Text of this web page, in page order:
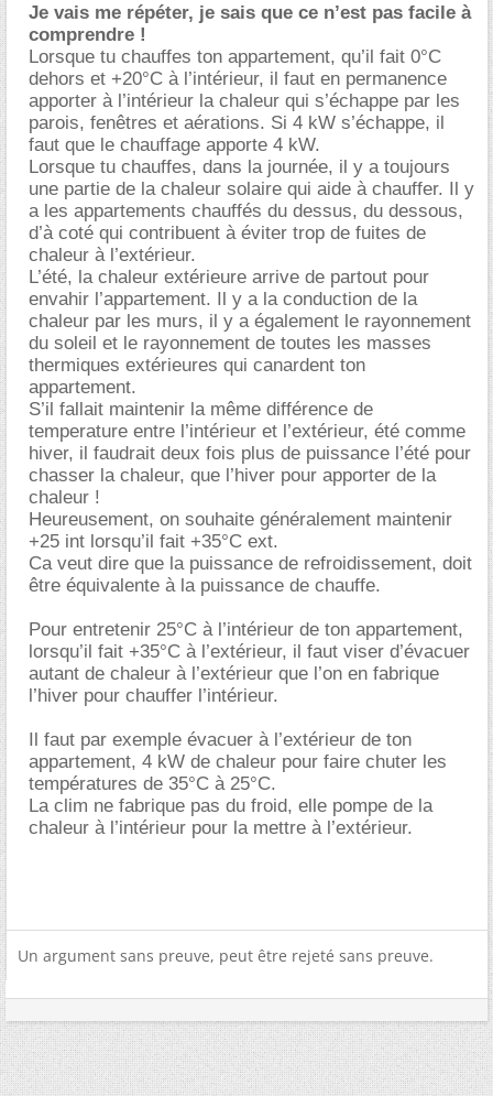
Je vais me répéter, je sais que ce n’est pas facile à
comprendre !
Lorsque tu chauffes ton appartement, qu’il fait 0°C
dehors et +20°C à l’intérieur, il faut en permanence
apporter à l’intérieur la chaleur qui s’échappe par les
parois, fenêtres et aérations. Si 4 kW s’échappe, il
faut que le chauffage apporte 4 kW.
Lorsque tu chauffes, dans la journée, il y a toujours
une partie de la chaleur solaire qui aide à chauffer. Il y
a les appartements chauffés du dessus, du dessous,
d’à coté qui contribuent à éviter trop de fuites de
chaleur à l’extérieur.
L’été, la chaleur extérieure arrive de partout pour
envahir l’appartement. Il y a la conduction de la
chaleur par les murs, il y a également le rayonnement
du soleil et le rayonnement de toutes les masses
thermiques extérieures qui canardent ton
appartement.
S’il fallait maintenir la même différence de
temperature entre l’intérieur et l’extérieur, été comme
hiver, il faudrait deux fois plus de puissance l’été pour
chasser la chaleur, que l’hiver pour apporter de la
chaleur !
Heureusement, on souhaite généralement maintenir
+25 int lorsqu’il fait +35°C ext.
Ca veut dire que la puissance de refroidissement, doit
être équivalente à la puissance de chauffe.
Pour entretenir 25°C à l’intérieur de ton appartement,
lorsqu’il fait +35°C à l’extérieur, il faut viser d’évacuer
autant de chaleur à l’extérieur que l’on en fabrique
l’hiver pour chauffer l’intérieur.
Il faut par exemple évacuer à l’extérieur de ton
appartement, 4 kW de chaleur pour faire chuter les
températures de 35°C à 25°C.
La clim ne fabrique pas du froid, elle pompe de la
chaleur à l’intérieur pour la mettre à l’extérieur.
Un argument sans preuve, peut être rejeté sans preuve.